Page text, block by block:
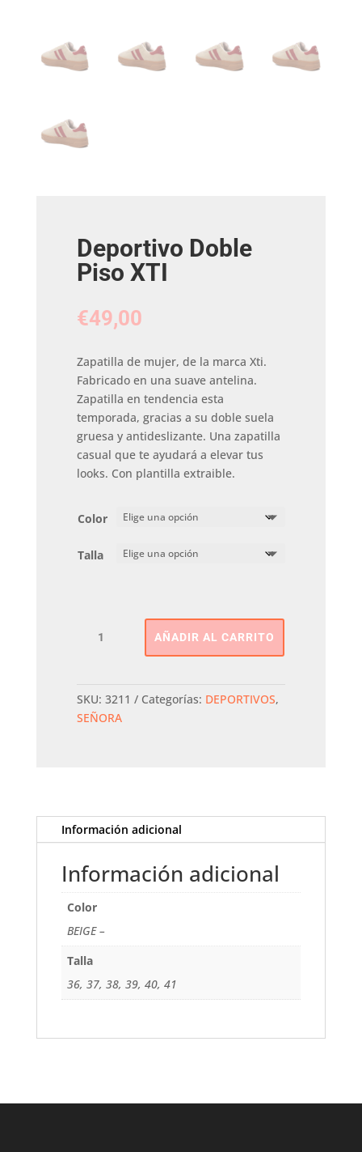
Deportivo Doble
Piso XTI
€49,00
Zapatilla de mujer, de la marca Xti.
Fabricado en una suave antelina.
Zapatilla en tendencia esta
temporada, gracias a su doble suela
gruesa y antideslizante. Una zapatilla
casual que te ayudará a elevar tus
looks. Con plantilla extraible.
Color
Talla
Doble
cantidad
AÑADIR AL CARRITO
SKU: 3211 Categorías: DEPORTIVOS,
SEÑORA
Información adicional
Información adicional
Color
BEIGE –
Talla
36, 37, 38, 39, 40, 41